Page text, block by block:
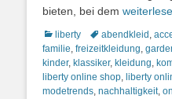
bieten, bei dem
Kategorien
liberty Schlagworte
abendkleid ,
familie, freizeitkleidung,
kinder, klassiker, kleidung,
liberty online shop, liberty
modetrends, nachhaltigkeit,